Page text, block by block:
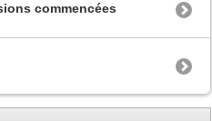
commencées